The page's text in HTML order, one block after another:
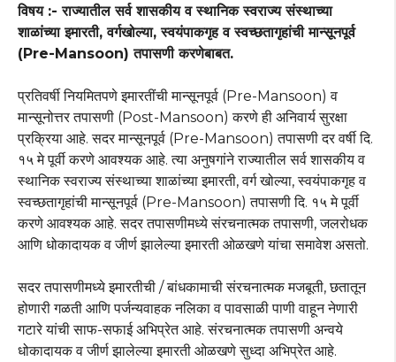
विषय :- राज्यातील सर्व शासकीय व स्थानिक स्वराज्य संस्थाच्या
शाळांच्या इमारती, वर्गखोल्या, स्वयंपाकगृह व स्वच्छतागृहांची मान्सूनपूर्व
(Pre-Mansoon) तपासणी करणेबाबत.
प्रतिवर्षी नियमितपणे इमारतींची मान्सूनपूर्व (Pre-Mansoon) व
मान्सूनोत्तर तपासणी (Post-Mansoon) करणे ही अनिवार्य सुरक्षा
प्रक्रिया आहे. सदर मान्सूनपूर्व (Pre-Mansoon) तपासणी दर वर्षी दि.
१५ मे पूर्वी करणे आवश्यक आहे. त्या अनुषगांने राज्यातील सर्व शासकीय व
स्थानिक स्वराज्य संस्थाच्या शाळांच्या इमारती, वर्ग खोल्या, स्वयंपाकगृह व
स्वच्छतागृहांची मान्सूनपूर्व (Pre-Mansoon) तपासणी दि. १५ मे पूर्वी
करणे आवश्यक आहे. सदर तपासणीमध्ये संरचनात्मक तपासणी, जलरोधक
आणि धोकादायक व जीर्ण झालेल्या इमारती ओळखणे यांचा समावेश असतो.
सदर तपासणीमध्ये इमारतीची / बांधकामाची संरचनात्मक मजबूती, छतातून
होणारी गळती आणि पर्जन्यवाहक नलिका व पावसाळी पाणी वाहून नेणारी
गटारे यांची साफ-सफाई अभिप्रेत आहे. संरचनात्मक तपासणी अन्वये
धोकादायक व जीर्ण झालेल्या इमारती ओळखणे सुध्दा अभिप्रेत आहे.